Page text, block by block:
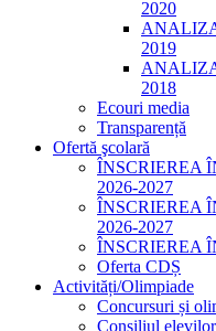
2020
2019
2018
Ecouri media
Transparență
Ofertă şcolară
ÎNSCRIEREA
2026-2027
ÎNSCRIEREA
2026-2027
ÎNSCRIEREA
Oferta CDȘ
Activități/Olimpiade
Concursuri și
Consiliul elevilor